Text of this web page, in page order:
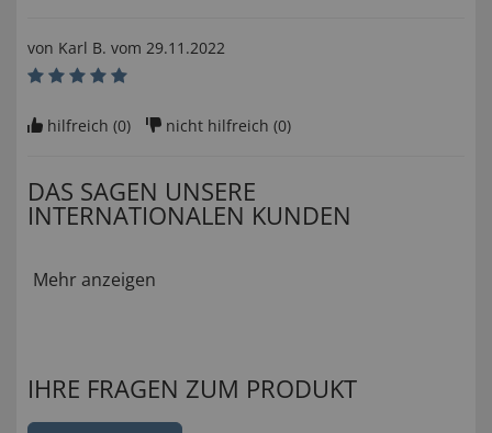
von Karl B. vom 29.11.2022
hilfreich (0) nicht hilfreich (0)
DAS SAGEN UNSERE
INTERNATIONALEN KUNDEN
Mehr anzeigen
IHRE FRAGEN ZUM PRODUKT